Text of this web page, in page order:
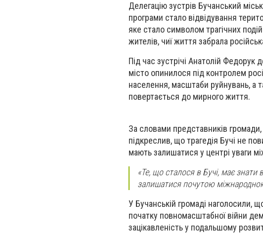
Делегацію зустрів Бучанський
програми стало відвідування
яке стало символом трагічних
жителів, чиї життя забрала
Під час зустрічі Анатолій Федорук
місто опинилося під контролем
населення, масштаби руйнувань, а
повертається до мирного життя.
За словами представників
підкреслив, що трагедія Бучі не
мають залишатися у центрі уваги
«Те, що сталося в Бучі, має знати
залишатися почутою
У Бучанській громаді наголосили,
початку повномасштабної війни
зацікавленість у подальшому